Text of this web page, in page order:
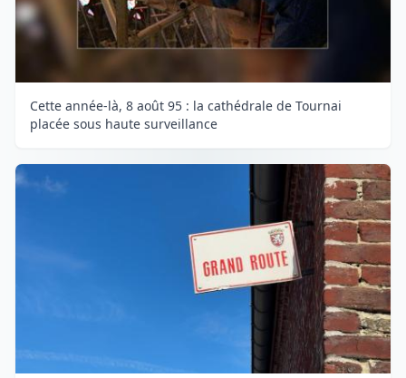
Cette année-là, 8 août 95 : la cathédrale de Tournai
placée sous haute surveillance